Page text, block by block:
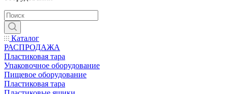
Каталог
РАСПРОДАЖА
Пластиковая тара
Упаковочное оборудование
Пищевое оборудование
Пластиковая тара